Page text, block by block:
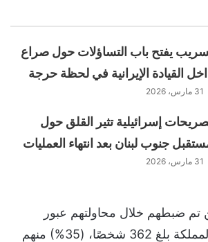
يفتح باب التساؤلات حول صراع
القيادة الإيرانية في لحظة حرجة
31 مارس، 2026
إسرائيلية تثير القلق حول
جنوب لبنان بعد انتهاء العمليات
31 مارس، 2026
تم ضبطهم خلال محاولتهم عبور
الحدود إلى داخل المملكة بلغ 362 شخصًا، (35%) منهم